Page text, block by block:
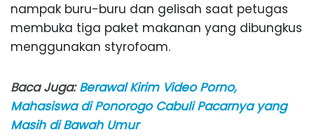
nampak buru-buru dan gelisah saat petugas
membuka tiga paket makanan yang dibungkus
menggunakan styrofoam.
Baca Juga:Berawal Kirim Video Porno,
Mahasiswa di Ponorogo Cabuli Pacarnya yang
Masih di Bawah Umur